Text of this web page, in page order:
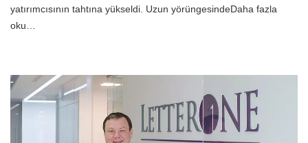
yatırımcısının tahtına yükseldi. Uzun yörüngesindeDaha fazla
oku…